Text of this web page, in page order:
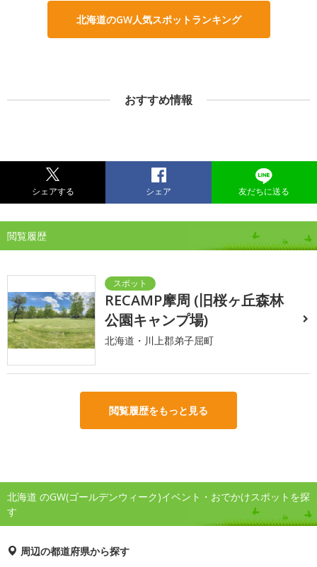
北海道のGW人気スポットランキング
おすすめ情報
シェアする シェア 友だちに送る
閲覧履歴
RECAMP摩周 (旧桜ヶ丘森林
公園キャンプ場)
北海道・川上郡弟子屈町
閲覧履歴をもっと見る
北海道 のGW(ゴールデンウィーク)イベント・おでかけスポットを探
す
周辺の都道府県から探す